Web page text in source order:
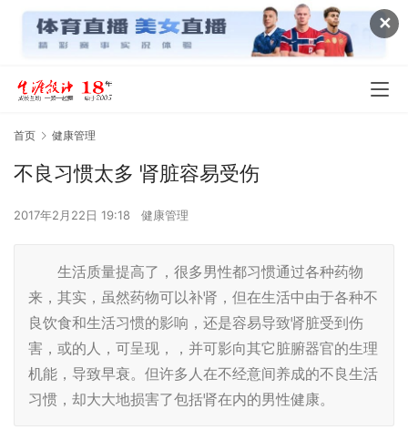
✕
首页 健康管理
不良习惯太多 肾脏容易受伤
2017年2月22日 19:18 健康管理
生活质量提高了，很多男性都习惯通过各种药物
来，其实，虽然药物可以补肾，但在生活中由于各种不
良饮食和生活习惯的影响，还是容易导致肾脏受到伤
害，或的人，可呈现，，并可影向其它脏腑器官的生理
机能，导致早衰。但许多人在不经意间养成的不良生活
习惯，却大大地损害了包括肾在内的男性健康。